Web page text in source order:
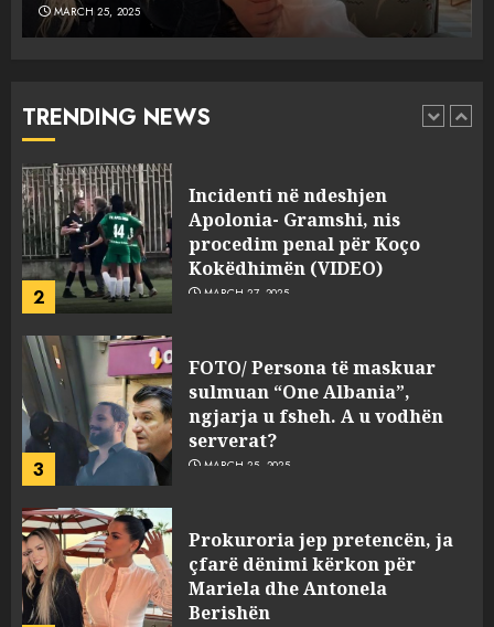
MARCH 25, 2025
TRENDING NEWS
1
Punonjësja e UKT akuzon
pasuri të pajustifikuar
2
Incidenti në ndeshjen
Apolonia- Gramshi, nis
procedim penal për Koço
Kokëdhimën (VIDEO)
MARCH 27, 2025
3
FOTO/ Persona të maskuar
sulmuan “One Albania”,
ngjarja u fsheh. A u vodhën
serverat?
MARCH 25, 2025
Prokuroria jep pretencën, ja
çfarë dënimi kërkon për
Mariela dhe Antonela
Berishën